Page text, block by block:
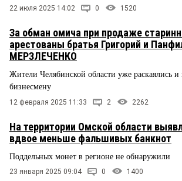
22 июля 2025 14:02 0 1520
За обман омича при продаже
арестованы братья Григорий и
МЕРЗЛЕЧЕНКО
Жители Челябинской области уже раскаялись
бизнесмену
12 февраля 2025 11:33 2 2262
На территории Омской области
вдвое меньше фальшивых банкнот
Поддельных монет в регионе не обнаружили
23 января 2025 09:04 0 1400